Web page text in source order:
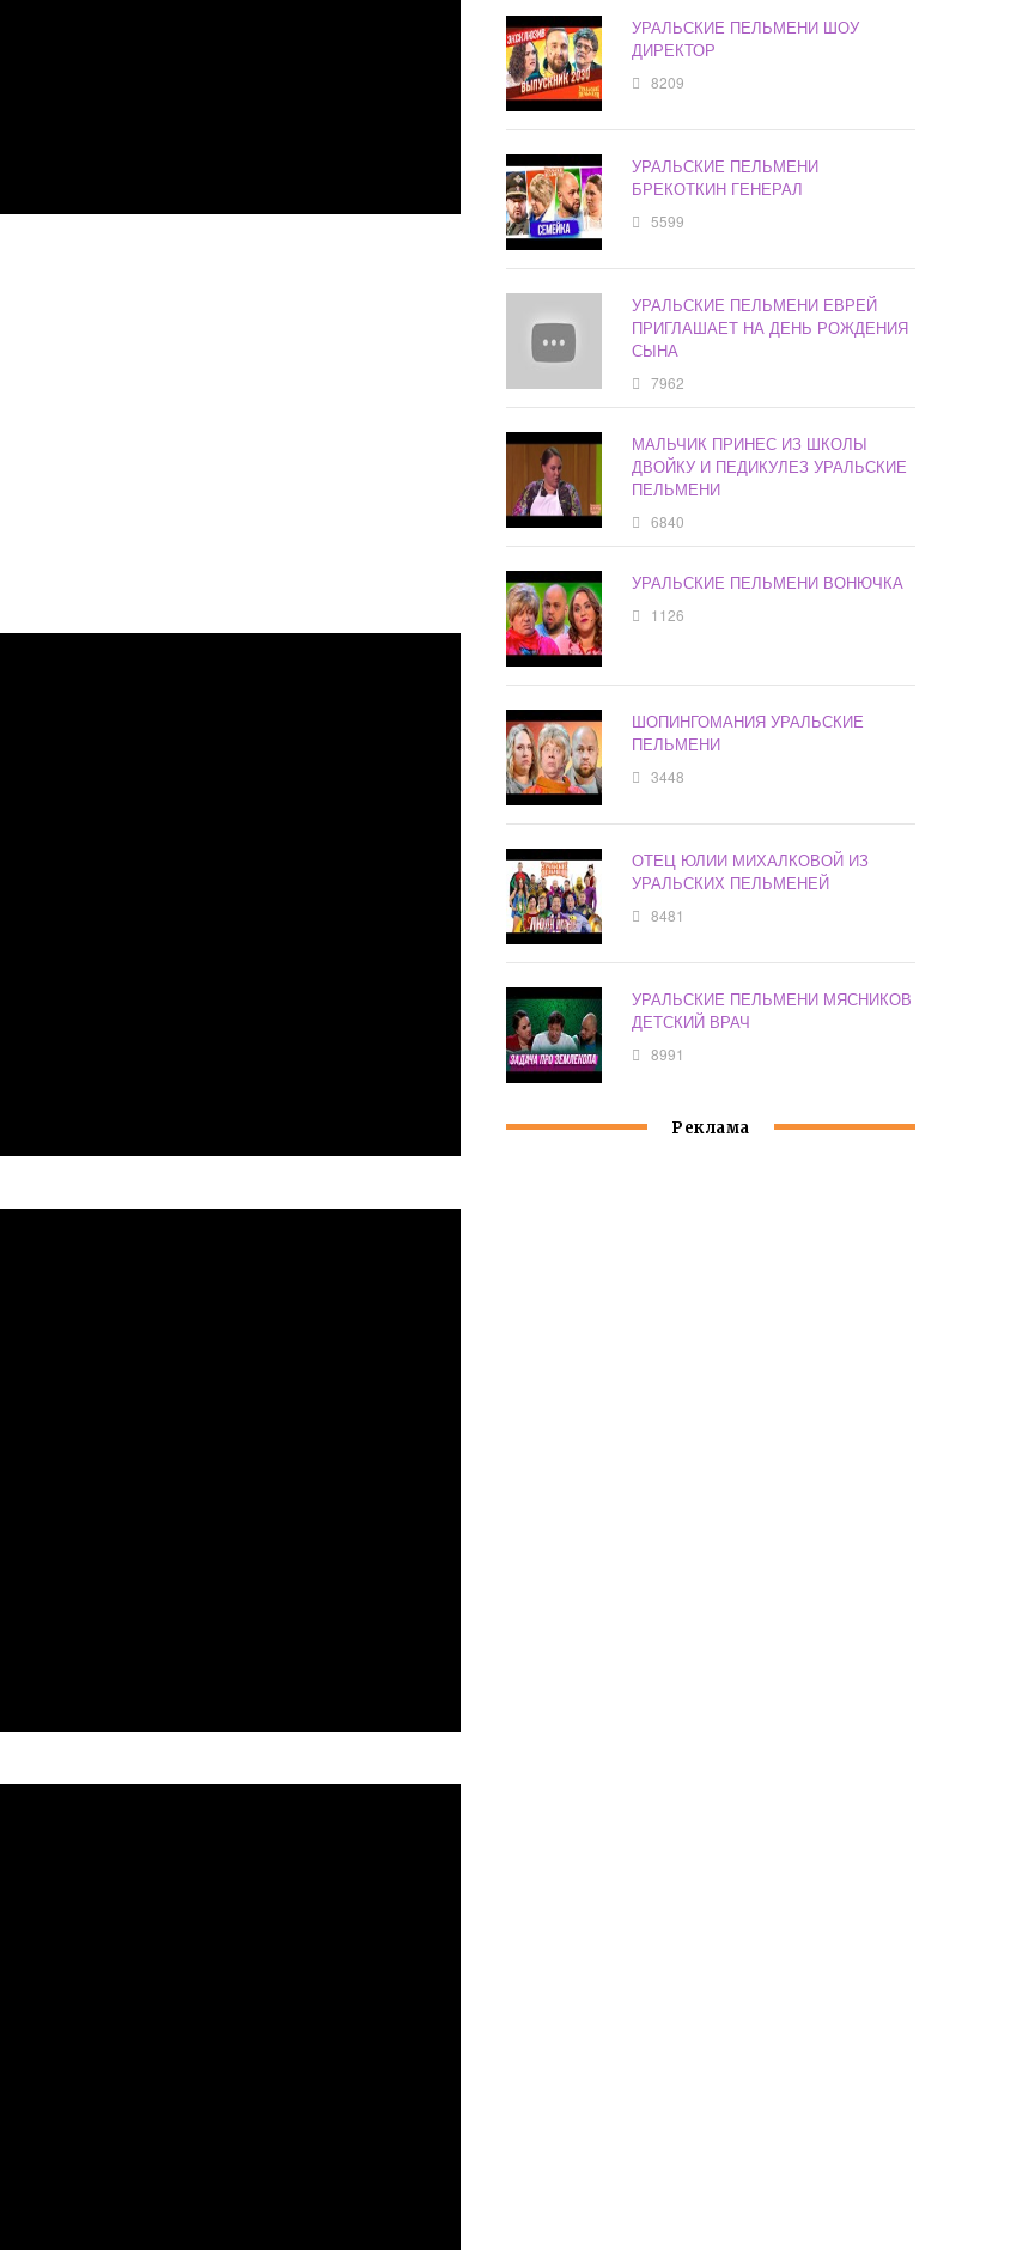
УРАЛЬСКИЕ ПЕЛЬМЕНИ ШОУ
ДИРЕКТОР
8209
УРАЛЬСКИЕ ПЕЛЬМЕНИ
БРЕКОТКИН ГЕНЕРАЛ
5599
УРАЛЬСКИЕ ПЕЛЬМЕНИ ЕВРЕЙ
ПРИГЛАШАЕТ НА ДЕНЬ РОЖДЕНИЯ
СЫНА
7962
МАЛЬЧИК ПРИНЕС ИЗ ШКОЛЫ
ДВОЙКУ И ПЕДИКУЛЕЗ УРАЛЬСКИЕ
ПЕЛЬМЕНИ
6840
УРАЛЬСКИЕ ПЕЛЬМЕНИ ВОНЮЧКА
1126
ШОПИНГОМАНИЯ УРАЛЬСКИЕ
ПЕЛЬМЕНИ
3448
ОТЕЦ ЮЛИИ МИХАЛКОВОЙ ИЗ
УРАЛЬСКИХ ПЕЛЬМЕНЕЙ
8481
УРАЛЬСКИЕ ПЕЛЬМЕНИ МЯСНИКОВ
ДЕТСКИЙ ВРАЧ
8991
Реклама